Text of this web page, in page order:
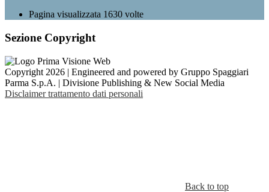
Pagina visualizzata 1630 volte
Sezione Copyright
Copyright 2026 | Engineered and powered by Gruppo Spaggiari
Parma S.p.A. | Divisione Publishing & New Social Media
Disclaimer trattamento dati personali
Back to top